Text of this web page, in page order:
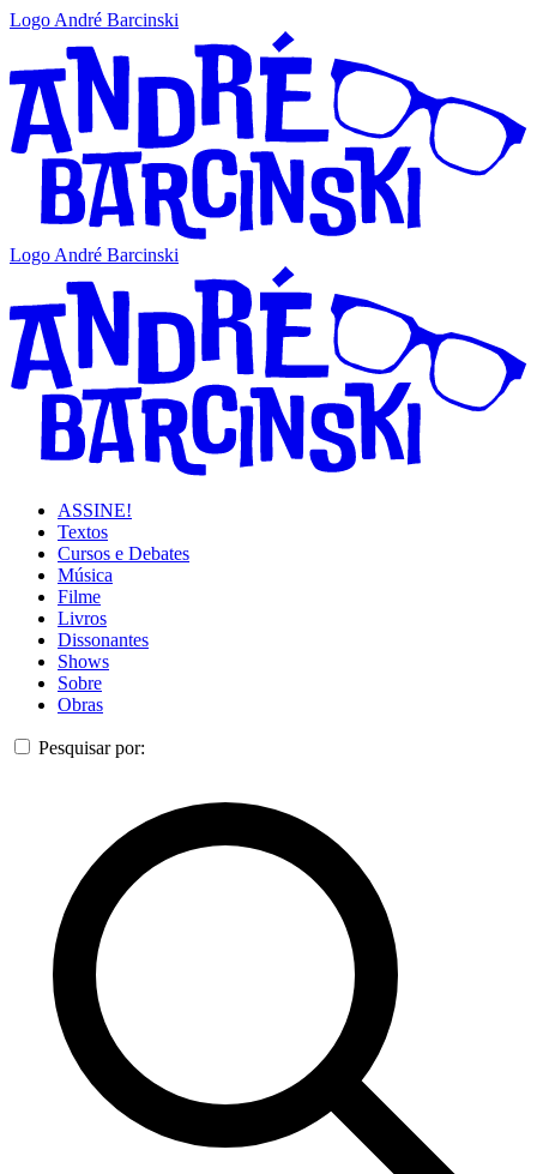
Logo André Barcinski
Logo André Barcinski
ASSINE!
Textos
Cursos e Debates
Música
Filme
Livros
Dissonantes
Shows
Sobre
Obras
Pesquisar por: